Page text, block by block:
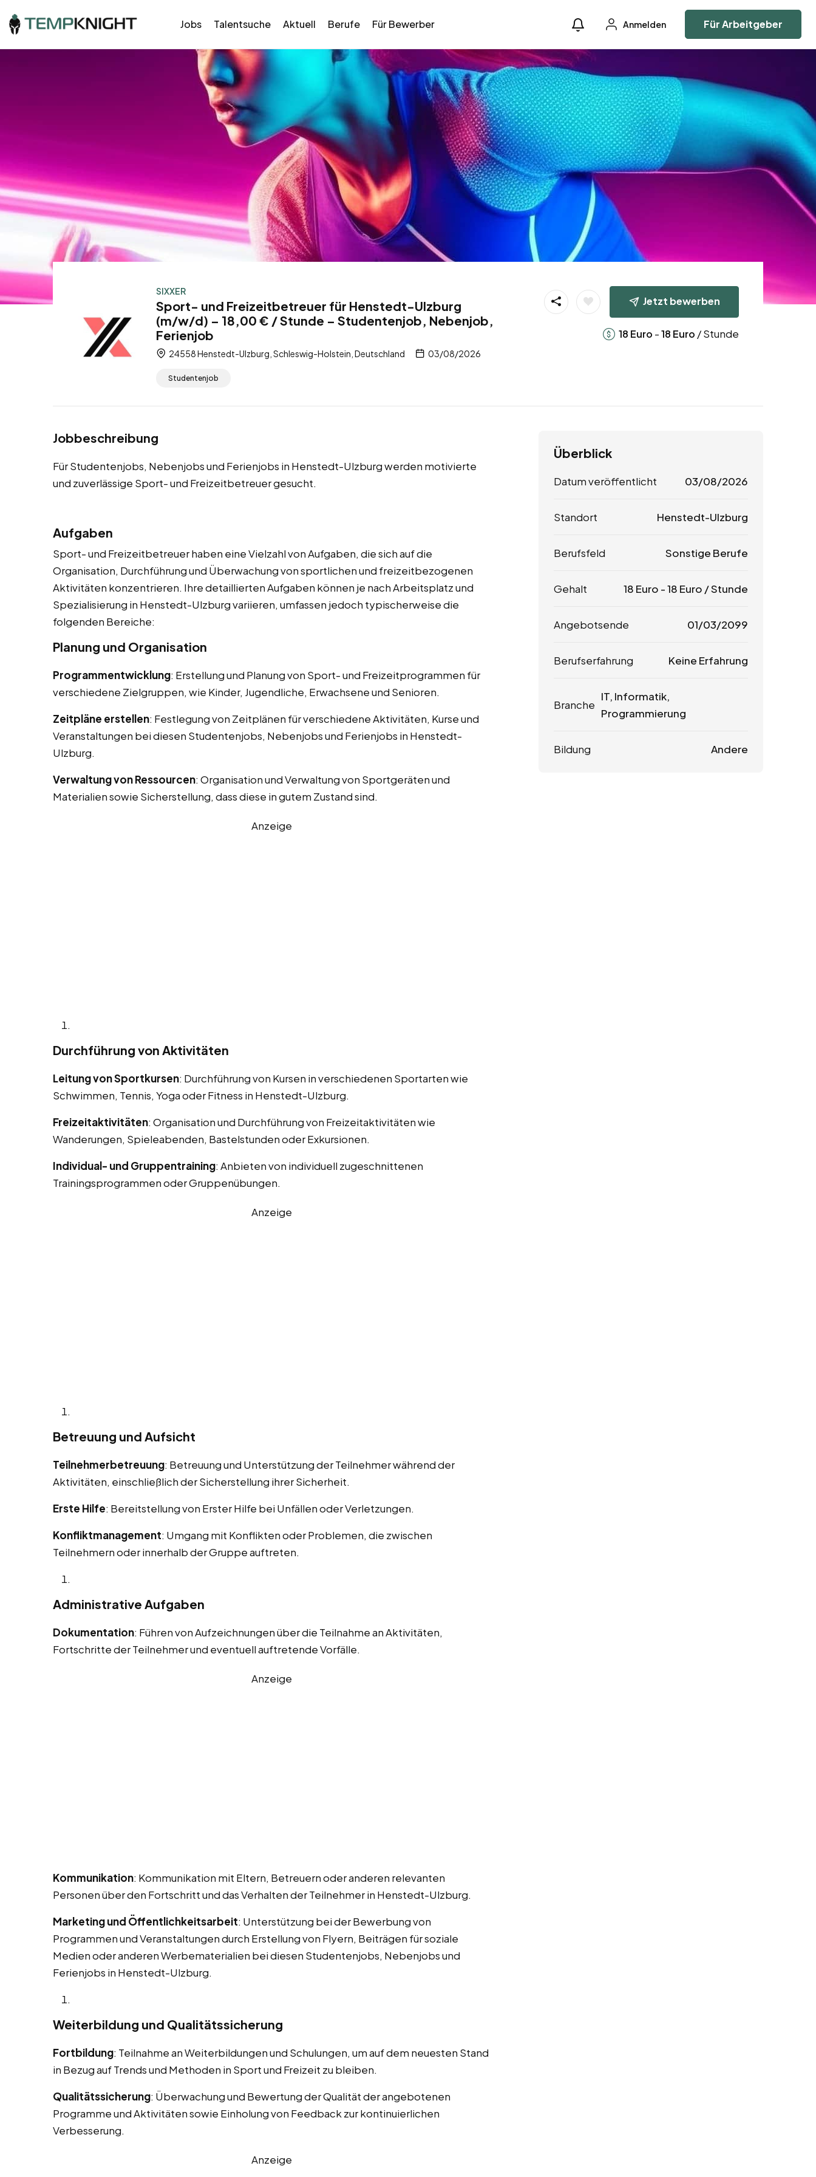
Jobs Talentsuche Aktuell Berufe Für Bewerber Anmelden Für Arbeitgeber
SIXXER
Sport- und Freizeitbetreuer für Henstedt-Ulzburg
(m/w/d) – 18,00 € / Stunde – Studentenjob, Nebenjob,
Ferienjob
24558 Henstedt-Ulzburg, Schleswig-Holstein, Deutschland 03/08/2026
Studentenjob
Jetzt bewerben
18 Euro -18 Euro / Stunde
Jobbeschreibung
Für Studentenjobs, Nebenjobs und Ferienjobs in Henstedt-Ulzburg werden motivierte
und zuverlässige Sport- und Freizeitbetreuer gesucht.
Aufgaben
Sport- und Freizeitbetreuer haben eine Vielzahl von Aufgaben, die sich auf die
Organisation, Durchführung und Überwachung von sportlichen und freizeitbezogenen
Aktivitäten konzentrieren. Ihre detaillierten Aufgaben können je nach Arbeitsplatz und
Spezialisierung in Henstedt-Ulzburg variieren, umfassen jedoch typischerweise die
folgenden Bereiche:
Planung und Organisation
Programmentwicklung: Erstellung und Planung von Sport- und Freizeitprogrammen für
verschiedene Zielgruppen, wie Kinder, Jugendliche, Erwachsene und Senioren.
Zeitpläne erstellen: Festlegung von Zeitplänen für verschiedene Aktivitäten, Kurse und
Veranstaltungen bei diesen Studentenjobs, Nebenjobs und Ferienjobs in Henstedt-
Ulzburg.
Verwaltung von Ressourcen: Organisation und Verwaltung von Sportgeräten und
Materialien sowie Sicherstellung, dass diese in gutem Zustand sind.
Anzeige
Durchführung von Aktivitäten
Leitung von Sportkursen: Durchführung von Kursen in verschiedenen Sportarten wie
Schwimmen, Tennis, Yoga oder Fitness in Henstedt-Ulzburg.
Freizeitaktivitäten: Organisation und Durchführung von Freizeitaktivitäten wie
Wanderungen, Spieleabenden, Bastelstunden oder Exkursionen.
Individual- und Gruppentraining: Anbieten von individuell zugeschnittenen
Trainingsprogrammen oder Gruppenübungen.
Anzeige
Betreuung und Aufsicht
Teilnehmerbetreuung: Betreuung und Unterstützung der Teilnehmer während der
Aktivitäten, einschließlich der Sicherstellung ihrer Sicherheit.
Erste Hilfe: Bereitstellung von Erster Hilfe bei Unfällen oder Verletzungen.
Konfliktmanagement: Umgang mit Konflikten oder Problemen, die zwischen
Teilnehmern oder innerhalb der Gruppe auftreten.
Administrative Aufgaben
Dokumentation: Führen von Aufzeichnungen über die Teilnahme an Aktivitäten,
Fortschritte der Teilnehmer und eventuell auftretende Vorfälle.
Anzeige
Kommunikation: Kommunikation mit Eltern, Betreuern oder anderen relevanten
Personen über den Fortschritt und das Verhalten der Teilnehmer in Henstedt-Ulzburg.
Marketing und Öffentlichkeitsarbeit: Unterstützung bei der Bewerbung von
Programmen und Veranstaltungen durch Erstellung von Flyern, Beiträgen für soziale
Medien oder anderen Werbematerialien bei diesen Studentenjobs, Nebenjobs und
Ferienjobs in Henstedt-Ulzburg.
Weiterbildung und Qualitätssicherung
Fortbildung: Teilnahme an Weiterbildungen und Schulungen, um auf dem neuesten Stand
in Bezug auf Trends und Methoden in Sport und Freizeit zu bleiben.
Qualitätssicherung: Überwachung und Bewertung der Qualität der angebotenen
Programme und Aktivitäten sowie Einholung von Feedback zur kontinuierlichen
Verbesserung.
Anzeige
Überblick
Datum veröffentlicht 03/08/2026
Standort Henstedt-Ulzburg
Berufsfeld Sonstige Berufe
Gehalt 18 Euro -18 Euro / Stunde
Angebotsende 01/03/2099
Berufserfahrung Keine Erfahrung
Branche
IT, Informatik,
Programmierung
Bildung Andere